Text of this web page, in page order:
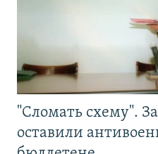
"Сломать схему".
оставили